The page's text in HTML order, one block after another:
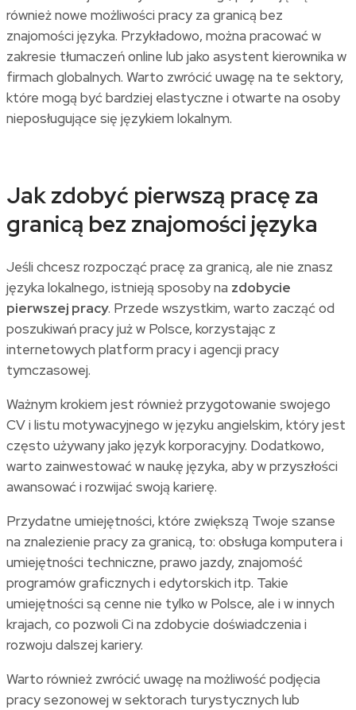
również nowe możliwości pracy za granicą bez
znajomości języka. Przykładowo, można pracować w
zakresie tłumaczeń online lub jako asystent kierownika w
firmach globalnych. Warto zwrócić uwagę na te sektory,
które mogą być bardziej elastyczne i otwarte na osoby
nieposługujące się językiem lokalnym.
Jak zdobyć pierwszą pracę za
granicą bez znajomości języka
Jeśli chcesz rozpocząć pracę za granicą, ale nie znasz
języka lokalnego, istnieją sposoby na zdobycie
pierwszej pracy. Przede wszystkim, warto zacząć od
poszukiwań pracy już w Polsce, korzystając z
internetowych platform pracy i agencji pracy
tymczasowej.
Ważnym krokiem jest również przygotowanie swojego
CV i listu motywacyjnego w języku angielskim, który jest
często używany jako język korporacyjny. Dodatkowo,
warto zainwestować w naukę języka, aby w przyszłości
awansować i rozwijać swoją karierę.
Przydatne umiejętności, które zwiększą Twoje szanse
na znalezienie pracy za granicą, to: obsługa komputera i
umiejętności techniczne, prawo jazdy, znajomość
programów graficznych i edytorskich itp. Takie
umiejętności są cenne nie tylko w Polsce, ale i w innych
krajach, co pozwoli Ci na zdobycie doświadczenia i
rozwoju dalszej kariery.
Warto również zwrócić uwagę na możliwość podjęcia
pracy sezonowej w sektorach turystycznych lub